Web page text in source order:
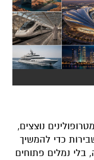
נוצצים,
כדי להמשיך
בלי נמלים פתוחים